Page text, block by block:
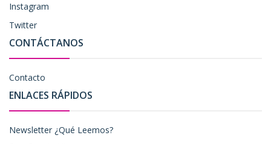
Instagram
Twitter
CONTÁCTANOS
Contacto
ENLACES RÁPIDOS
Newsletter ¿Qué Leemos?